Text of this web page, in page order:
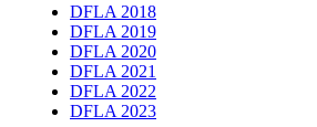
DFLA 2018
DFLA 2019
DFLA 2020
DFLA 2021
DFLA 2022
DFLA 2023